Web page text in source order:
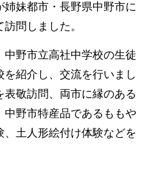
姉妹都市・長野県中野市に
問しました。
野市立高社中学校の生徒
紹介し、交流を行いまし
敬訪問、 両市に縁のある
中野市特産品であるももや
土人形絵付け体験などを